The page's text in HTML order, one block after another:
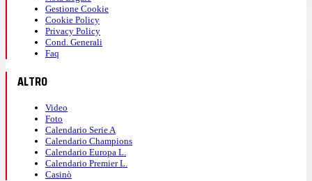
Gestione Cookie
Cookie Policy
Privacy Policy
Cond. Generali
Faq
ALTRO
Video
Foto
Calendario Serie A
Calendario Champions
Calendario Europa L.
Calendario Premier L.
Casinò